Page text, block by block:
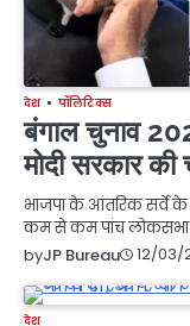
देश पॉलिटिक्स
बंगाल चुनाव
मोदी सरकार की
भाजपा के आंतरिक सर्वे के
कम से कम पांच लोकसभा
byJP Bureau 12/03/
देश